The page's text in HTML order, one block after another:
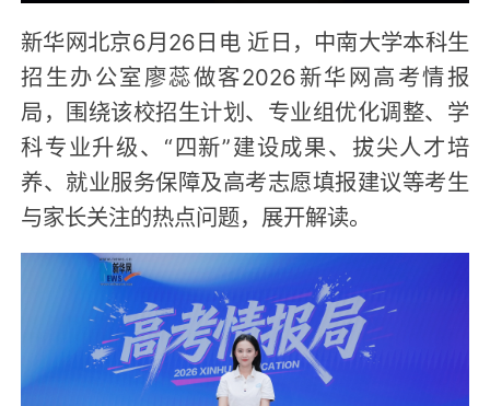
新华网北京6月26日电 近日，中南大学本科生
招生办公室廖蕊做客2026新华网高考情报
局，围绕该校招生计划、专业组优化调整、学
科专业升级、“四新”建设成果、拔尖人才培
养、就业服务保障及高考志愿填报建议等考生
与家长关注的热点问题，展开解读。